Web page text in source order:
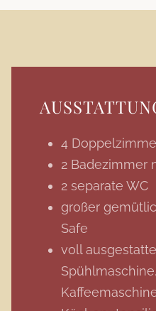
4
2 Badezimmer
2 separate WC
großer
Safe
voll